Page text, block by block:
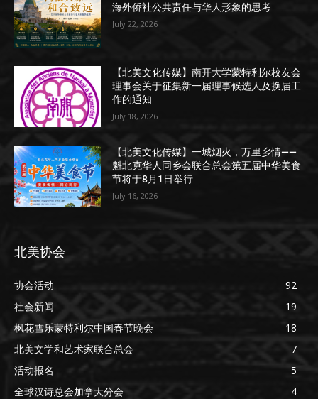
海外侨社公共责任与华人形象的思考
July 22, 2026
【北美文化传媒】南开大学蒙特利尔校友会
理事会关于征集新一届理事候选人及换届工
作的通知
July 18, 2026
【北美文化传媒】一城烟火，万里乡情——
魁北克华人同乡会联合总会第五届中华美食
节将于8月1日举行
July 16, 2026
北美协会
协会活动
92
社会新闻
19
枫花雪乐蒙特利尔中国春节晚会
18
北美文学和艺术家联合总会
7
活动报名
5
全球汉诗总会加拿大分会
4